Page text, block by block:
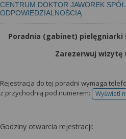
CENTRUM DOKTOR JAWOREK
ODPOWIEDZIALNOŚCIĄ
Poradnia (gabinet)
Zarezerwuj
Rejestracja do tej poradni wymaga
z przychodnią pod numerem:
Wyświetl
Godziny otwarcia rejestracji: